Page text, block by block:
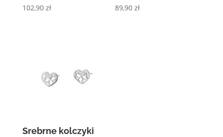
102,90 zł 89,90zł
Srebrne kolczyki